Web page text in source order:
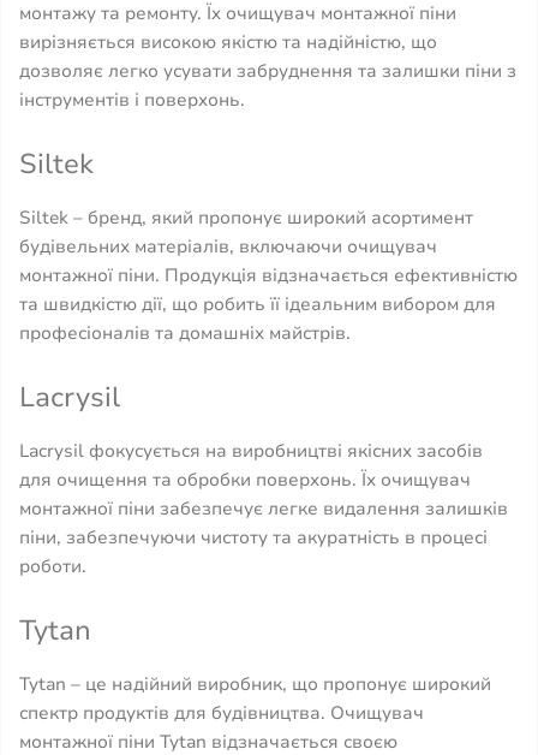
монтажу та ремонту. Їх очищувач монтажної піни
вирізняється високою якістю та надійністю, що
дозволяє легко усувати забруднення та залишки піни з
інструментів і поверхонь.
Siltek
Siltek – бренд, який пропонує широкий асортимент
будівельних матеріалів, включаючи очищувач
монтажної піни. Продукція відзначається ефективністю
та швидкістю дії, що робить її ідеальним вибором для
професіоналів та домашніх майстрів.
Lacrysil
Lacrysil фокусується на виробництві якісних засобів
для очищення та обробки поверхонь. Їх очищувач
монтажної піни забезпечує легке видалення залишків
піни, забезпечуючи чистоту та акуратність в процесі
роботи.
Tytan
Tytan – це надійний виробник, що пропонує широкий
спектр продуктів для будівництва. Очищувач
монтажної піни Tytan відзначається своєю